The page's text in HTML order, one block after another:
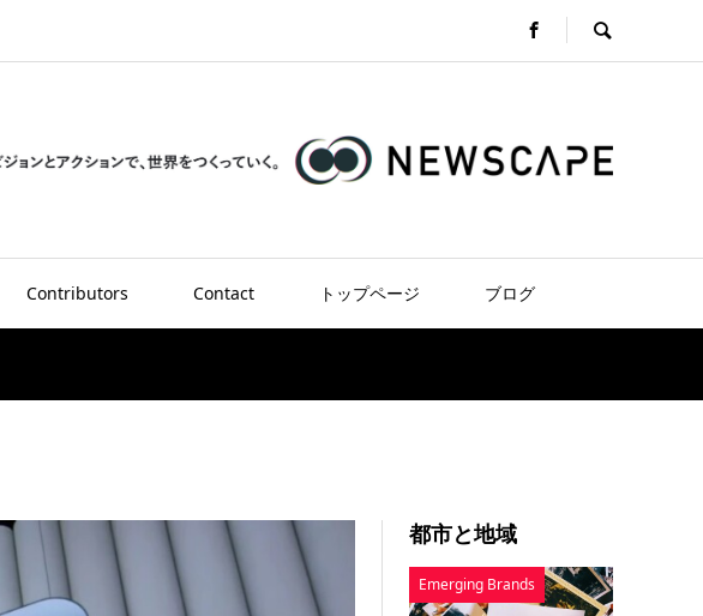
Contributors Contact トップページ ブログ
都市と地域
Emerging Brands